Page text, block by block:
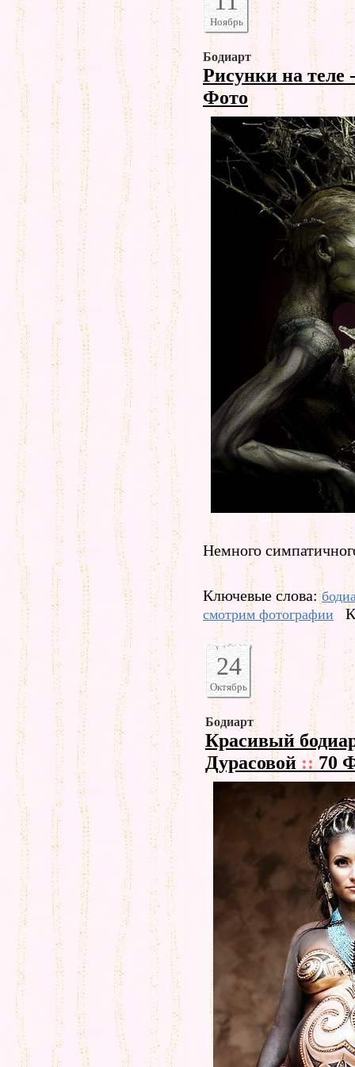
Ноябрь
Бодиарт
Рисунки на теле
Фото
Немного
Ключевые слова:
смотрим фотографии
24
Октябрь
Бодиарт
Красивый
Дурасовой ::70